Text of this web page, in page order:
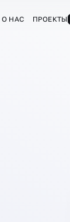
О НАС ПРОЕКТЫ